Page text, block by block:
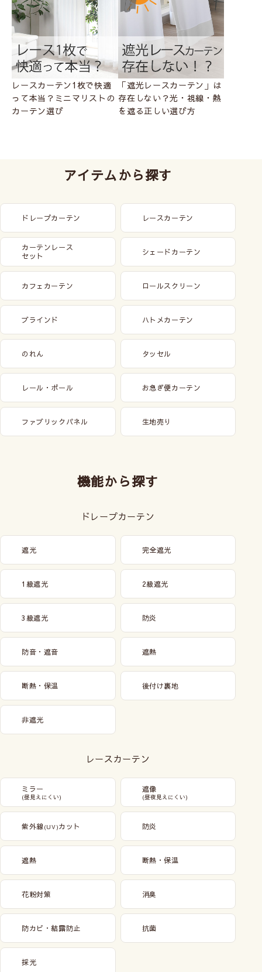
「遮光レースカーテン」は
存在しない？光・視線・熱
を遮る正しい選び方
プライバシーを守る！外か
ら見えにくいミラーレース
カーテンの透け感比較＆お
アイテムから探す
ドレープカーテン レースカーテン
カーテンレース
セット
シェードカーテン
カフェカーテン ロールスクリーン
ブラインド ハトメカーテン
のれん タッセル
レール・ポール お急ぎ便カーテン
ファブリックパネル 生地売り
機能から探す
ドレープカーテン
遮光 完全遮光
1級遮光 2級遮光
3級遮光 防炎
防音・遮音 遮熱
断熱・保温 後付け裏地
非遮光
レースカーテン
ミラー
(昼見えにくい)
遮像
(昼夜見えにくい)
紫外線(UV)カット 防炎
遮熱 断熱・保温
花粉対策 消臭
防カビ・結露防止 抗菌
採光